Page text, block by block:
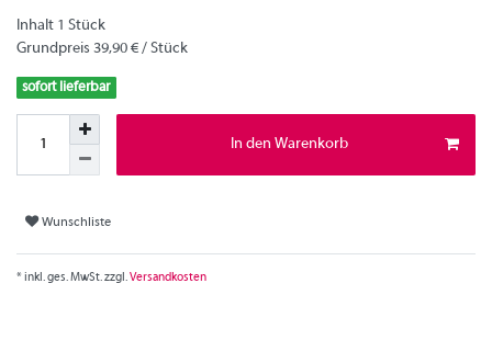
Inhalt 1 Stück
Grundpreis 39,90 € / Stück
sofort lieferbar
In den Warenkorb
Wunschliste
* inkl. ges. MwSt. zzgl.Versandkosten